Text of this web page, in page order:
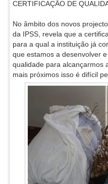
CERTIFICAÇÃO DE
No âmbito dos novos
da IPSS, revela que a
para a qual a instituição já
que estamos a desenvolver
qualidade para alcançarmos
mais próximos isso é difícil